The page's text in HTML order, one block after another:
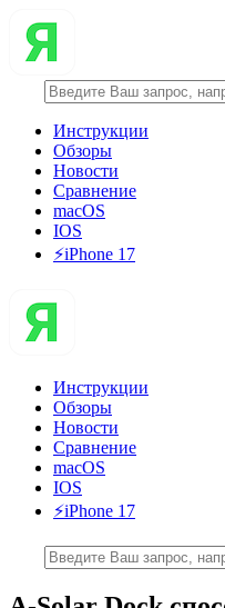
Инструкции
Обзоры
Новости
Сравнение
macOS
IOS
⚡️iPhone 17
Инструкции
Обзоры
Новости
Сравнение
macOS
IOS
⚡️iPhone 17